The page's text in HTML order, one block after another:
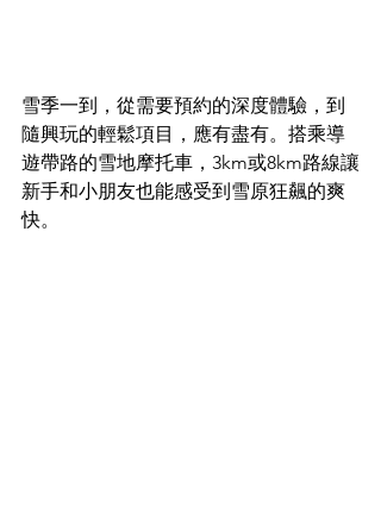
雪季一到，從需要預約的深度體驗，到
隨興玩的輕鬆項目，應有盡有。搭乘導
遊帶路的雪地摩托車，3km或8km路線讓
新手和小朋友也能感受到雪原狂飆的爽
快。